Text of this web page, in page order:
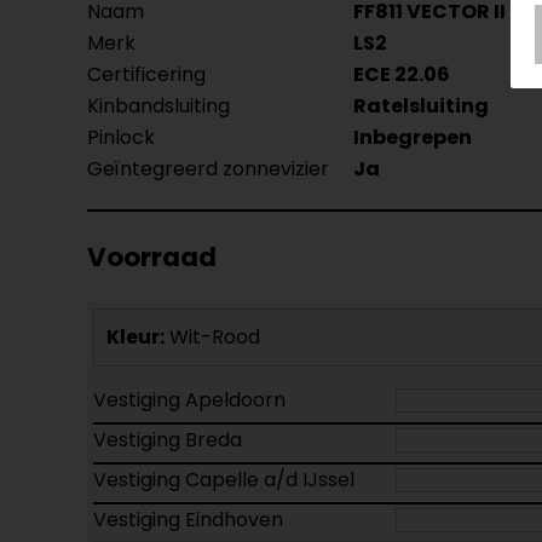
Naam FF811 VECTOR II
Merk
LS2
Certificering
ECE 22.06
Kinbandsluiting
Ratelsluiting
Pinlock
Inbegrepen
Geïntegreerd zonnevizier
Ja
Voorraad
Kleur: Wit-Rood
Vestiging Apeldoorn
Vestiging Breda
Vestiging Capelle a/d IJssel
Vestiging Eindhoven